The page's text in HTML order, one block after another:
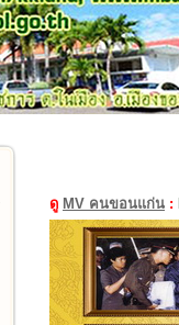
ดู MV คนขอนแก่น :